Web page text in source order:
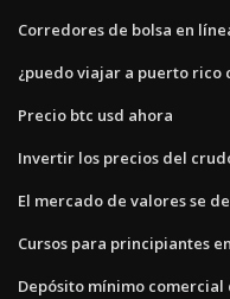
Corredores de bolsa en
¿puedo viajar a puerto rico
Precio btc usd ahora
Invertir los precios del
El mercado de valores se
Cursos para principiantes
Depósito mínimo comercial